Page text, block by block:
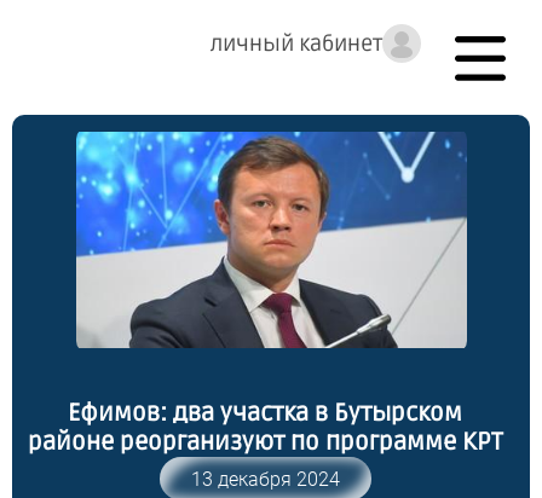
личный кабинет
Ефимов: два участка в Бутырском
районе реорганизуют по программе КРТ
13 декабря 2024